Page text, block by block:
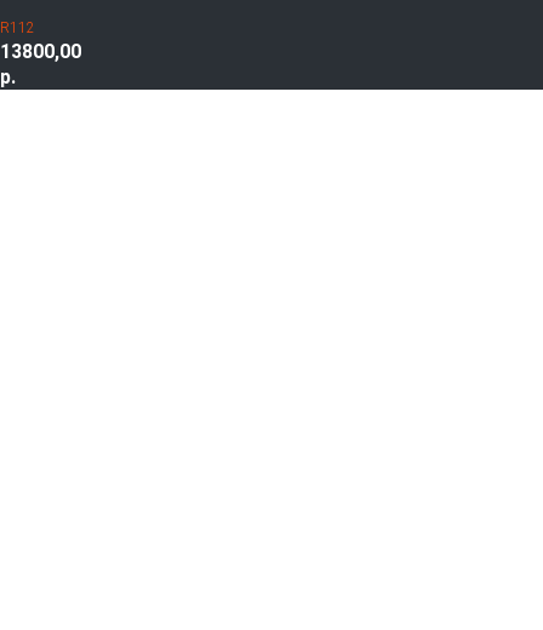
R112
13800,00
р.